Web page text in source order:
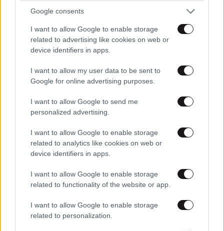
Google consents
I want to allow Google to enable storage
related to advertising like cookies on web or
device identifiers in apps.
I want to allow my user data to be sent to
Google for online advertising purposes.
I want to allow Google to send me
personalized advertising.
I want to allow Google to enable storage
related to analytics like cookies on web or
device identifiers in apps.
I want to allow Google to enable storage
related to functionality of the website or app.
I want to allow Google to enable storage
related to personalization.
ΣΙΝΕΜΑ
Ο ρόλος που άλλαξε τη ζωή
του Τζεφ Γκόλντμπλουμ
12·11·2025 14:09
Αυτές είναι οι τέσσερις
πάπα Λέοντα – Τις έχετε
δει;